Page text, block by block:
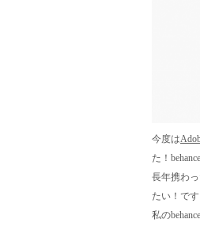
今度は
た！
長年携わ
たい！です
私の